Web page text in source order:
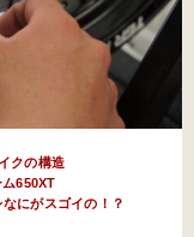
クの構造
650XT
にがスゴイの！？